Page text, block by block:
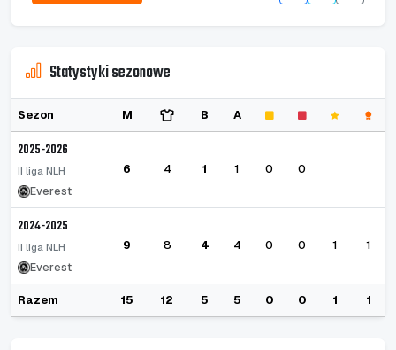
Statystyki sezonowe
Sezon M B A
2025-2026
II liga NLH
Everest
6 4 1 1 0 0
2024-2025
II liga NLH
Everest
9 8 4 4 0 0 1 1
Razem 15 12 5 5 0 0 1 1